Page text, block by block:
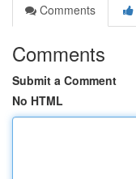
Comments
Comments
Submit a Comment
No HTML